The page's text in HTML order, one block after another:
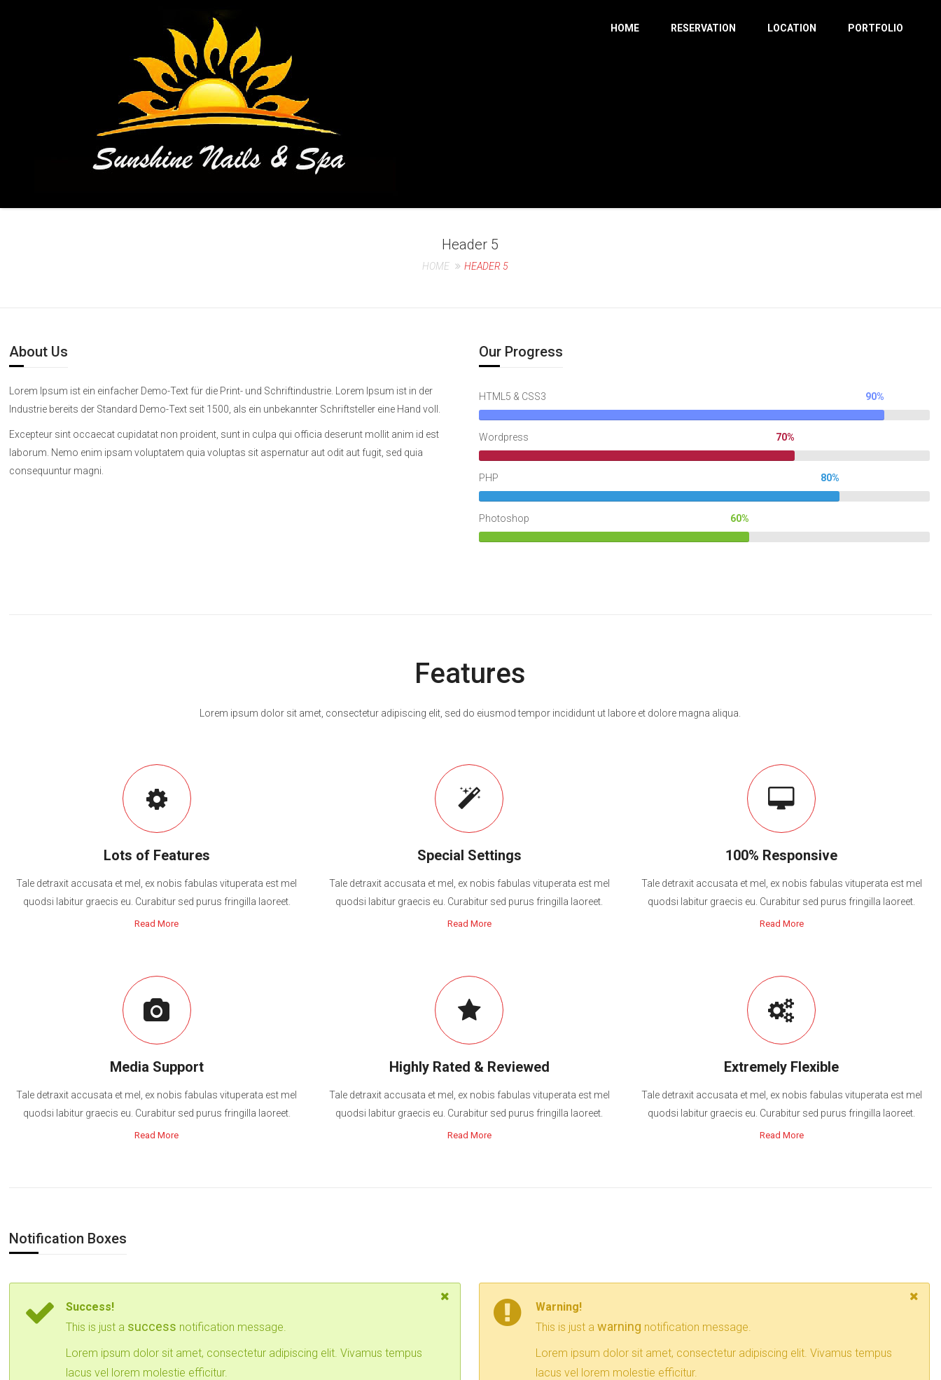
HOME RESERVATION LOCATION PORTFOLIO
Header 5
HOME HEADER 5
About Us
Lorem Ipsum ist ein einfacher Demo-Text für die Print- und Schriftindustrie. Lorem Ipsum ist in der
Industrie bereits der Standard Demo-Text seit 1500, als ein unbekannter Schriftsteller eine Hand voll.
Excepteur sint occaecat cupidatat non proident, sunt in culpa qui officia deserunt mollit anim id est
laborum. Nemo enim ipsam voluptatem quia voluptas sit aspernatur aut odit aut fugit, sed quia
consequuntur magni.
Our Progress
HTML5 & CSS3 90%
Wordpress 70%
PHP 80%
Photoshop 60%
Features
Lorem ipsum dolor sit amet, consectetur adipiscing elit, sed do eiusmod tempor incididunt ut labore et dolore magna aliqua.
Lots of Features
Tale detraxit accusata et mel, ex nobis fabulas vituperata est mel
quodsi labitur graecis eu. Curabitur sed purus fringilla laoreet.
Read More
Special Settings
Tale detraxit accusata et mel, ex nobis fabulas vituperata est mel
quodsi labitur graecis eu. Curabitur sed purus fringilla laoreet.
Read More
100% Responsive
Tale detraxit accusata et mel, ex nobis fabulas vituperata est mel
quodsi labitur graecis eu. Curabitur sed purus fringilla laoreet.
Read More
Media Support
Tale detraxit accusata et mel, ex nobis fabulas vituperata est mel
quodsi labitur graecis eu. Curabitur sed purus fringilla laoreet.
Read More
Highly Rated & Reviewed
Tale detraxit accusata et mel, ex nobis fabulas vituperata est mel
quodsi labitur graecis eu. Curabitur sed purus fringilla laoreet.
Read More
Extremely Flexible
Tale detraxit accusata et mel, ex nobis fabulas vituperata est mel
quodsi labitur graecis eu. Curabitur sed purus fringilla laoreet.
Read More
Notification Boxes
Success!
This is just a success notification message.
Lorem ipsum dolor sit amet, consectetur adipiscing elit. Vivamus tempus
lacus vel lorem molestie efficitur.
Warning!
This is just a warning notification message.
Lorem ipsum dolor sit amet, consectetur adipiscing elit. Vivamus tempus
lacus vel lorem molestie efficitur.